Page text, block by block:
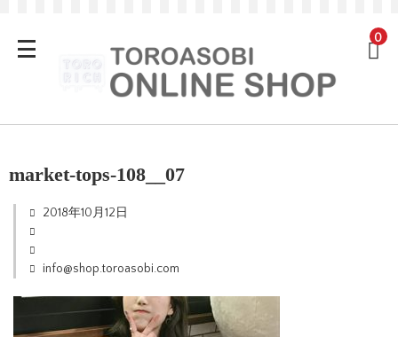
0
market-tops-108__07
2018年10月12日
info@shop.toroasobi.com